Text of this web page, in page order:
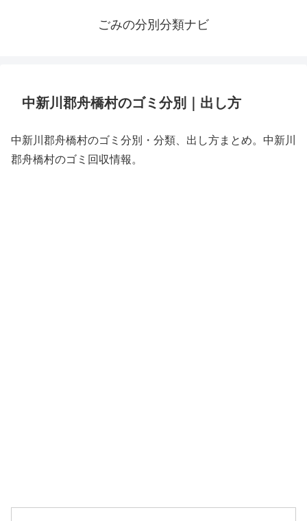
ごみの分別分類ナビ
中新川郡舟橋村のゴミ分別｜出し方
中新川郡舟橋村のゴミ分別・分類、出し方まとめ。中新川
郡舟橋村のゴミ回収情報。